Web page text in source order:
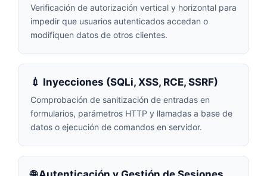
Verificación de autorización vertical y horizontal para
impedir que usuarios autenticados accedan o
modifiquen datos de otros clientes.
💉 Inyecciones (SQLi, XSS, RCE, SSRF)
Comprobación de sanitización de entradas en
formularios, parámetros HTTP y llamadas a base de
datos o ejecución de comandos en servidor.